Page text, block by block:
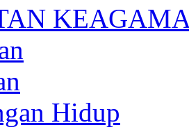
Hidup